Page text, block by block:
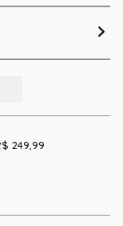
249,99